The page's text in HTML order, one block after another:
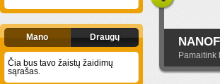
Mano Draugų
Čia bus tavo žaistų žaidimų
sąrašas.
Pamaitink